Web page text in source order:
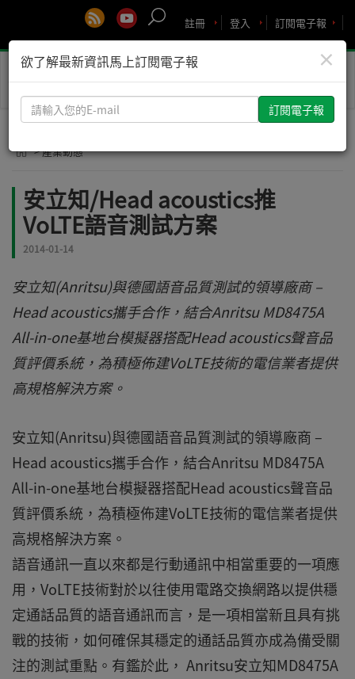
訂閱電子報
登入
註冊
Toggle
> 產業動態
安立知/Head acoustics推
VoLTE語音測試方案
2014-01-14
安立知(Anritsu)與德國語音品質測試的領導廠商 –
Head acoustics攜手合作，結合Anritsu MD8475A
All-in-one基地台模擬器搭配Head acoustics聲音品
質評價系統，為積極佈建VoLTE技術的電信業者提供
高規格解決方案。
安立知(Anritsu)與德國語音品質測試的領導廠商 –
Head acoustics攜手合作，結合Anritsu MD8475A
All-in-one基地台模擬器搭配Head acoustics聲音品
質評價系統，為積極佈建VoLTE技術的電信業者提供
高規格解決方案。
語音通訊一直以來都是行動通訊中相當重要的一項應
用，VoLTE技術對於以往使用電路交換網路以提供穩
定通話品質的語音通訊而言，是一項相當新且具有挑
戰的技術，如何確保其穩定的通話品質亦成為備受關
注的測試重點。有鑑於此， Anritsu安立知MD8475A
×
欲了解最新資訊馬上訂閱電子報
請
輸
您
E-
mail